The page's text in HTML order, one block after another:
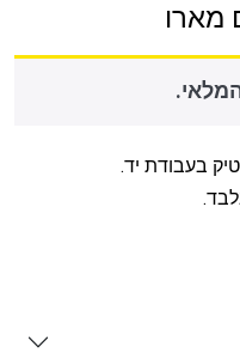
מארו
בעבודת יד.